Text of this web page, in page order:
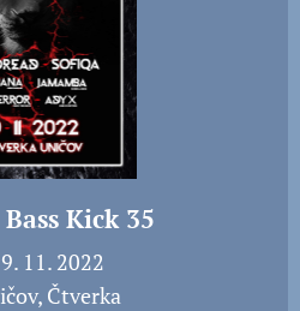
Kick 35
11. 2022
Čtverka